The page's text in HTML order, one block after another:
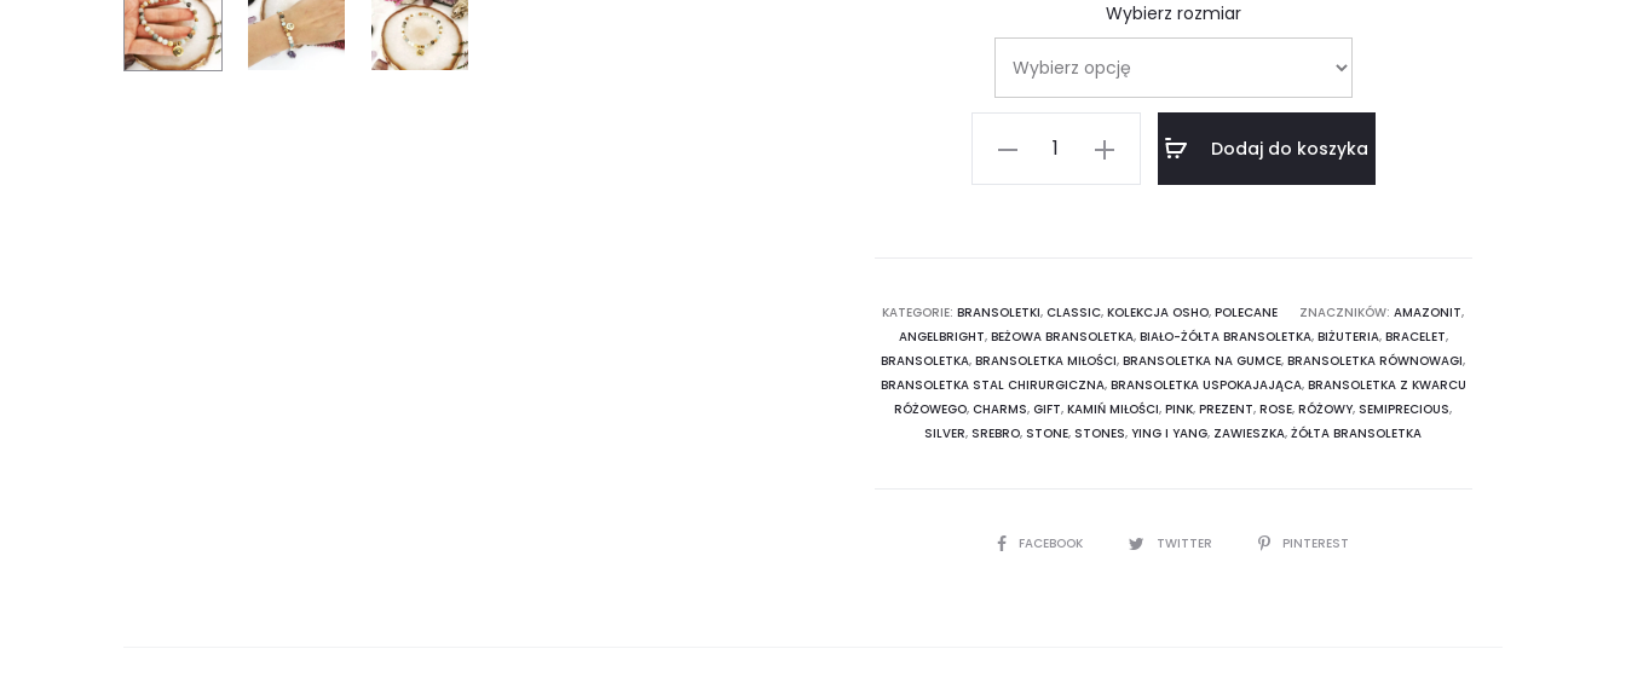
Wybierz rozmiar
Dodaj do koszyka
KATEGORIE:BRANSOLETKI,CLASSIC,KOLEKCJA OSHO,POLECANE ZNACZNIKÓW:AMAZONIT,
ANGELBRIGHT, BEŻOWA BRANSOLETKA, BIAŁO-ŻÓŁTA BRANSOLETKA, BIŻUTERIA, BRACELET,
BRANSOLETKA,BRANSOLETKA MIŁOŚCI,BRANSOLETKA NA GUMCE,BRANSOLETKA RÓWNOWAGI,
BRANSOLETKA STAL CHIRURGICZNA, BRANSOLETKA USPOKAJAJĄCA, BRANSOLETKA Z KWARCU
RÓŻOWEGO,CHARMS,GIFT,KAMIŃ MIŁOŚCI,PINK,PREZENT,ROSE,RÓŻOWY, SEMIPRECIOUS,
SILVER, SREBRO, STONE, STONES,YING I YANG, ZAWIESZKA,ŻÓŁTA BRANSOLETKA
SHAREFACEBOOK TWITTER PINTEREST